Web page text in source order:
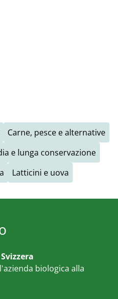
Carne, pesce e alternative
e lunga conservazione
Latticini e uova
biologica alla